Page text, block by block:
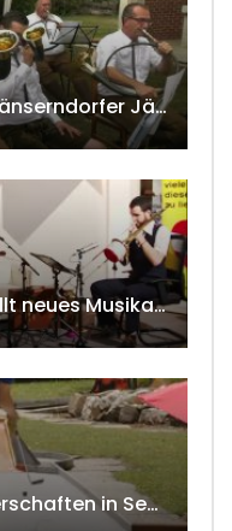
11. Jagdheuriger der Gänserndorfer Jäger 2020 w4tv166
Norbert Schneider stellt neues Musikalbum vor 2020 w4tv168
Minigolf Staatsmeisterschaften in Seefeld-Kadolz w4tv174